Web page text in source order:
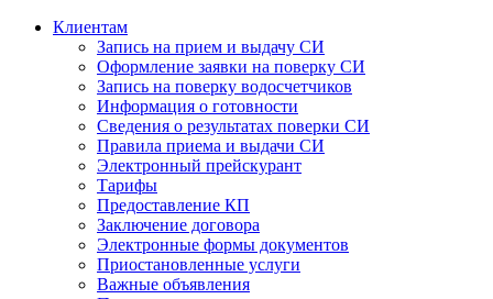
Клиентам
Запись на прием и выдачу СИ
Оформление заявки на поверку СИ
Запись на поверку водосчетчиков
Информация о готовности
Сведения о результатах поверки СИ
Правила приема и выдачи СИ
Электронный прейскурант
Тарифы
Предоставление КП
Заключение договора
Электронные формы документов
Приостановленные услуги
Важные объявления